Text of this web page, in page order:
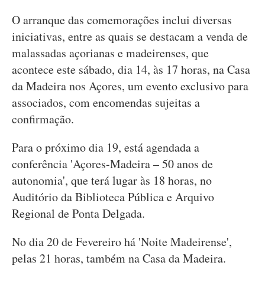
O arranque das comemorações inclui diversas
iniciativas, entre as quais se destacam a venda de
malassadas açorianas e madeirenses, que
acontece este sábado, dia 14, às 17 horas, na Casa
da Madeira nos Açores, um evento exclusivo para
associados, com encomendas sujeitas a
confirmação.
Para o próximo dia 19, está agendada a
conferência 'Açores-Madeira – 50 anos de
autonomia', que terá lugar às 18 horas, no
Auditório da Biblioteca Pública e Arquivo
Regional de Ponta Delgada.
No dia 20 de Fevereiro há 'Noite Madeirense',
pelas 21 horas, também na Casa da Madeira.